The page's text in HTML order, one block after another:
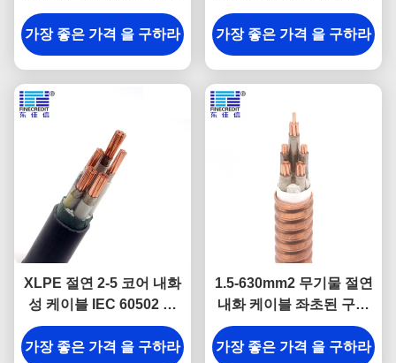
도체 XLPE 절연
가장 좋은 가격 을 구하라
케이블
가장 좋은 가격 을 구하라
XLPE 절연 2-5 코어 내화
성 케이블 IEC 60502 N-
YJV
가장 좋은 가격 을 구하라
1.5-630mm2 무기물 절연
내화 케이블 좌초된 구리
지휘자
가장 좋은 가격 을 구하라